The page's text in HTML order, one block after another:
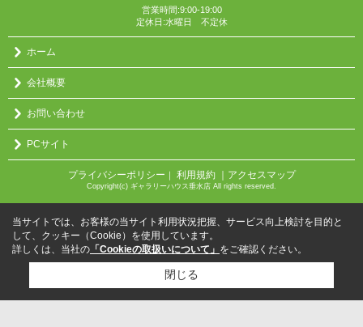
営業時間:9:00-19:00
定休日:水曜日 不定休
ホーム
会社概要
お問い合わせ
PCサイト
プライバシーポリシー ｜ 利用規約 ｜アクセスマップ
Copyright(c) ギャラリーハウス垂水店 All rights reserved.
当サイトでは、お客様の当サイト利用状況把握、サービス向上検討を目的と
して、クッキー（Cookie）を使用しています。
詳しくは、当社の 「Cookieの取扱いについて」 をご確認ください。
閉じる